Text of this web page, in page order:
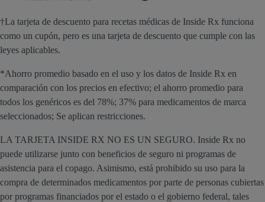
†La tarjeta de descuento para recetas médicas de Inside Rx funciona
como un cupón, pero es una tarjeta de descuento que cumple con las
leyes aplicables.
*Ahorro promedio basado en el uso y los datos de Inside Rx en
comparación con los precios en efectivo; el ahorro promedio para
todos los genéricos es del 78%; 37% para medicamentos de marca
seleccionados; Se aplican restricciones.
LA TARJETA INSIDE RX NO ES UN SEGURO. Inside Rx no
puede utilizarse junto con beneficios de seguro ni programas de
asistencia para el copago. Asimismo, está prohibido su uso para la
compra de determinados medicamentos por parte de personas cubiertas
por programas financiados por el estado o el gobierno federal, tales